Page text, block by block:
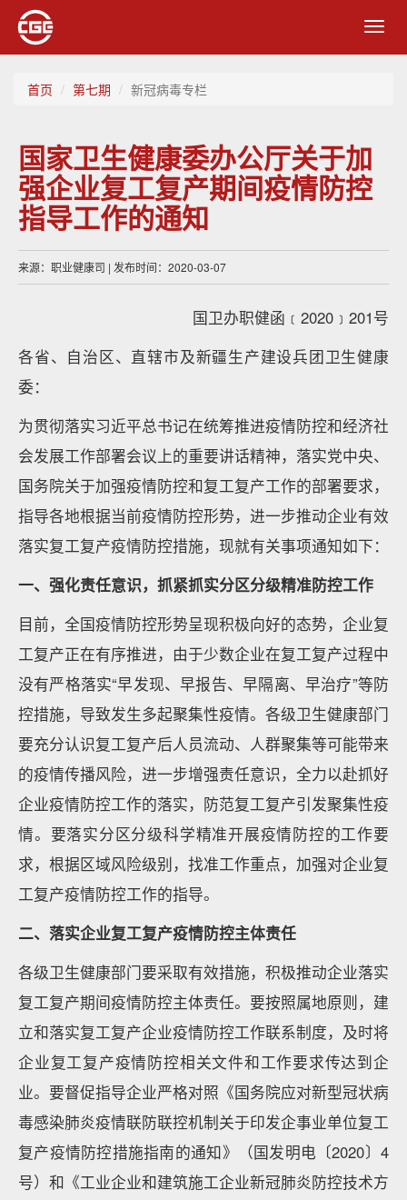
首页 第七期 新冠病毒专栏
国家卫生健康委办公厅关于加
强企业复工复产期间疫情防控
指导工作的通知
来源：职业健康司 | 发布时间：2020-03-07
国卫办职健函﹝2020﹞201号
各省、自治区、直辖市及新疆生产建设兵团卫生健康
委：
为贯彻落实习近平总书记在统筹推进疫情防控和经济社
会发展工作部署会议上的重要讲话精神，落实党中央、
国务院关于加强疫情防控和复工复产工作的部署要求，
指导各地根据当前疫情防控形势，进一步推动企业有效
落实复工复产疫情防控措施，现就有关事项通知如下：
一、强化责任意识，抓紧抓实分区分级精准防控工作
目前，全国疫情防控形势呈现积极向好的态势，企业复
工复产正在有序推进，由于少数企业在复工复产过程中
没有严格落实“早发现、早报告、早隔离、早治疗”等防
控措施，导致发生多起聚集性疫情。各级卫生健康部门
要充分认识复工复产后人员流动、人群聚集等可能带来
的疫情传播风险，进一步增强责任意识，全力以赴抓好
企业疫情防控工作的落实，防范复工复产引发聚集性疫
情。要落实分区分级科学精准开展疫情防控的工作要
求，根据区域风险级别，找准工作重点，加强对企业复
工复产疫情防控工作的指导。
二、落实企业复工复产疫情防控主体责任
各级卫生健康部门要采取有效措施，积极推动企业落实
复工复产期间疫情防控主体责任。要按照属地原则，建
立和落实复工复产企业疫情防控工作联系制度，及时将
企业复工复产疫情防控相关文件和工作要求传达到企
业。要督促指导企业严格对照《国务院应对新型冠状病
毒感染肺炎疫情联防联控机制关于印发企事业单位复工
复产疫情防控措施指南的通知》（国发明电〔2020〕4
号）和《工业企业和建筑施工企业新冠肺炎防控技术方